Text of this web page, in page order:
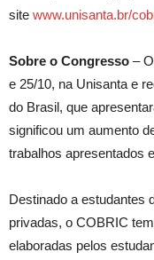
site www.unisanta.br/
Sobre o Congresso –
e 25/10, na Unisanta e
do Brasil, que
significou um aumento
trabalhos apresentados
Destinado a estudantes
privadas, o COBRIC
elaboradas pelos